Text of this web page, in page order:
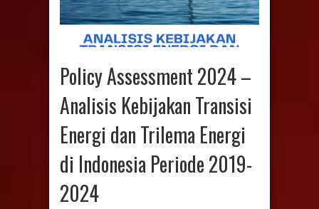
Policy Assessment 2024 –
Analisis Kebijakan Transisi
Energi dan Trilema Energi
di Indonesia Periode 2019-
2024